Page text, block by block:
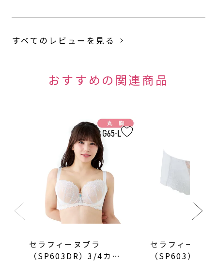
すべてのレビューを見る
セラフィーヌブラ
（SP603DR）3/4カッ
セラフィーヌシ
（SP603）